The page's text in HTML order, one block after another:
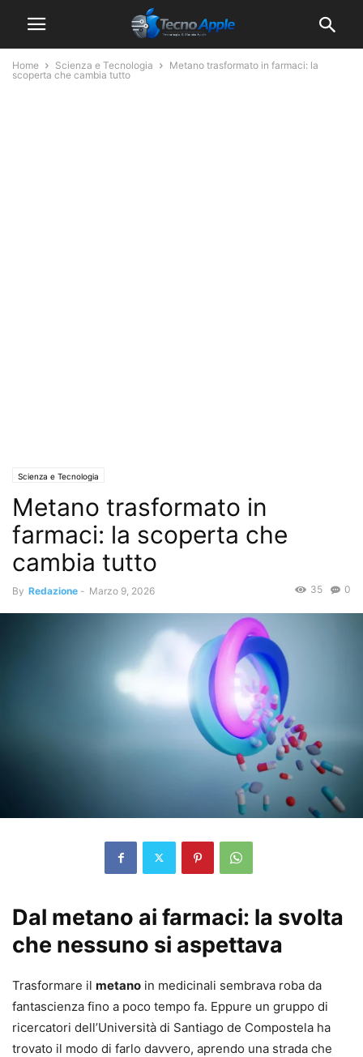
Home Scienza e Tecnologia
Metano trasformato in farmaci: la
scoperta che cambia tutto
Scienza e Tecnologia
Metano trasformato in
farmaci: la scoperta che
cambia tutto
By Redazione - Marzo 9, 2026 0
35
Dal metano ai farmaci: la svolta
che nessuno si aspettava
Trasformare il metano in medicinali sembrava roba da
fantascienza fino a poco tempo fa. Eppure un gruppo di
ricercatori dell’Università di Santiago de Compostela ha
trovato il modo di farlo davvero, aprendo una strada che